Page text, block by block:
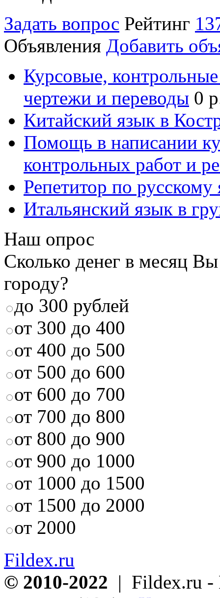
Задать вопрос Рейтинг
Объявления Добавить
Курсовые,
чертежи и переводы 0
Китайский язык в
Помощь в написании
контрольных работ и
Репетитор по русскому
Итальянский язык в
Наш опрос
Сколько денег в месяц
городу?
до 300 рублей
от 300 до 400
от 400 до 500
от 500 до 600
от 600 до 700
от 700 до 800
от 800 до 900
от 900 до 1000
от 1000 до 1500
от 1500 до 2000
от 2000
Fildex.ru
© 2010-2022 | Fildex.ru -